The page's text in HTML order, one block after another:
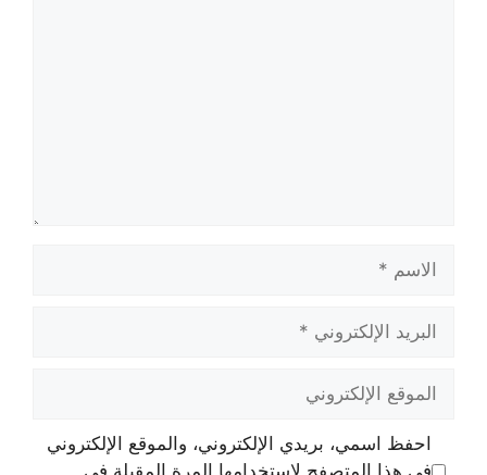
الإلكتروني
الإلكتروني
احفظ اسمي، بريدي الإلكتروني، والموقع الإلكتروني
في هذا المتصفح لاستخدامها المرة المقبلة في